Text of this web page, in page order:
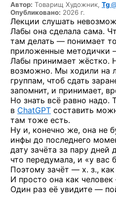
Автор: Товарищ Художник, Tg
Опубликовано: 2026 г.
Лекции слушать
Лабы она сделала сама.
там делать — понимает
приложенные методички
Лабы принимает жёстко.
возможно. Мы ходили на
группам, чтоб сдать
запомнит, и принимает,
Но знать всё равно надо.
в ChatGPT составить
там тоже есть.
Ну и, конечно же, она не
инфы до последнего
дату зачёта за пару дней
что передумала, и «у вас
Поэтому зачёт — х. з.,
И просто она как
Один раз её увидите —